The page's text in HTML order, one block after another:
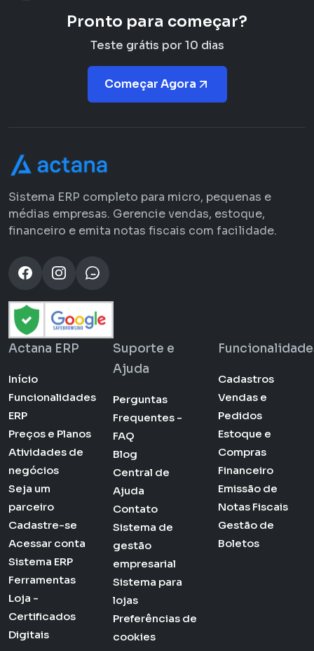
Pronto para começar?
Teste grátis por 10 dias
Começar Agora
Sistema ERP completo para micro, pequenas e
médias empresas. Gerencie vendas, estoque,
financeiro e emita notas fiscais com facilidade.
Actana ERP
Início
Funcionalidades
ERP
Preços e Planos
Atividades de
negócios
Seja um
parceiro
Cadastre-se
Acessar conta
Sistema ERP
Ferramentas
Loja -
Certificados
Digitais
Suporte e
Ajuda
Perguntas
Frequentes -
FAQ
Blog
Central de
Ajuda
Contato
Sistema de
gestão
empresarial
Sistema para
lojas
Preferências de
cookies
Cadastros
Vendas e
Pedidos
Estoque e
Compras
Financeiro
Emissão de
Notas Fiscais
Gestão de
Boletos